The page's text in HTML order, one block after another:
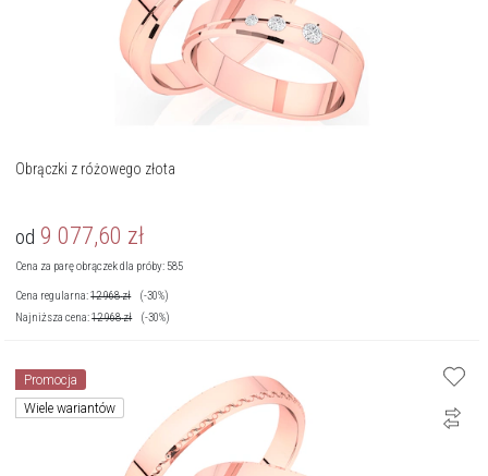
Obrączki z różowego złota
od 9 077,60 zł
Cena za parę obrączek dla próby: 585
Cena regularna:12 968zł
(-30%)
Najniższa cena:12 968zł (-30%)
Promocja
Wiele wariantów